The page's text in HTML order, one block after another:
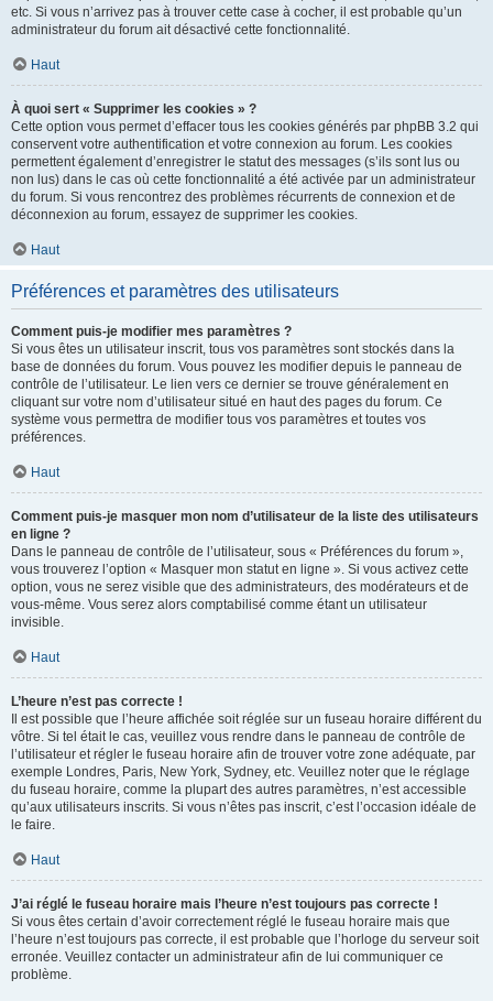
etc. Si vous n’arrivez pas à trouver cette case à cocher, il est probable qu’un
administrateur du forum ait désactivé cette fonctionnalité.
Haut
À quoi sert « Supprimer les cookies » ?
Cette option vous permet d’effacer tous les cookies générés par phpBB 3.2 qui
conservent votre authentification et votre connexion au forum. Les cookies
permettent également d’enregistrer le statut des messages (s’ils sont lus ou
non lus) dans le cas où cette fonctionnalité a été activée par un administrateur
du forum. Si vous rencontrez des problèmes récurrents de connexion et de
déconnexion au forum, essayez de supprimer les cookies.
Haut
Préférences et paramètres des utilisateurs
Comment puis-je modifier mes paramètres ?
Si vous êtes un utilisateur inscrit, tous vos paramètres sont stockés dans la
base de données du forum. Vous pouvez les modifier depuis le panneau de
contrôle de l’utilisateur. Le lien vers ce dernier se trouve généralement en
cliquant sur votre nom d’utilisateur situé en haut des pages du forum. Ce
système vous permettra de modifier tous vos paramètres et toutes vos
préférences.
Haut
Comment puis-je masquer mon nom d’utilisateur de la liste des utilisateurs
en ligne ?
Dans le panneau de contrôle de l’utilisateur, sous « Préférences du forum »,
vous trouverez l’option « Masquer mon statut en ligne ». Si vous activez cette
option, vous ne serez visible que des administrateurs, des modérateurs et de
vous-même. Vous serez alors comptabilisé comme étant un utilisateur
invisible.
Haut
L’heure n’est pas correcte !
Il est possible que l’heure affichée soit réglée sur un fuseau horaire différent du
vôtre. Si tel était le cas, veuillez vous rendre dans le panneau de contrôle de
l’utilisateur et régler le fuseau horaire afin de trouver votre zone adéquate, par
exemple Londres, Paris, New York, Sydney, etc. Veuillez noter que le réglage
du fuseau horaire, comme la plupart des autres paramètres, n’est accessible
qu’aux utilisateurs inscrits. Si vous n’êtes pas inscrit, c’est l’occasion idéale de
le faire.
Haut
J’ai réglé le fuseau horaire mais l’heure n’est toujours pas correcte !
Si vous êtes certain d’avoir correctement réglé le fuseau horaire mais que
l’heure n’est toujours pas correcte, il est probable que l’horloge du serveur soit
erronée. Veuillez contacter un administrateur afin de lui communiquer ce
problème.